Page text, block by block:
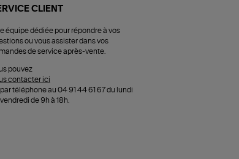
CLIENT
équipe dédiée pour répondre à vos
ou vous assister dans vos
de service après-vente.
pouvez
contacter ici
téléphone au 04 91 44 61 67 du lundi
de 9h à 18h.